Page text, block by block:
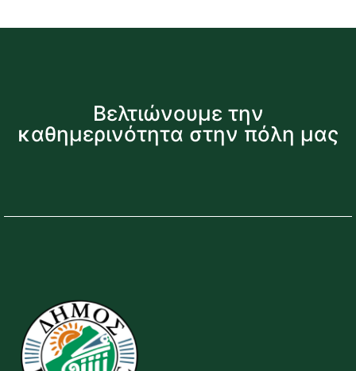
Βελτιώνουμε την
καθημερινότητα στην πόλη μας